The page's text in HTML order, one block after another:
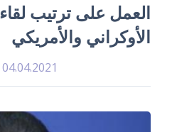
العمل على ترتيب
الأوكراني والأمريكي
04.04.2021 - 14:03